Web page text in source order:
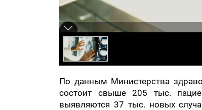
По данным Министерства
состоит свыше 205 тыс.
выявляются 37 тыс. новых